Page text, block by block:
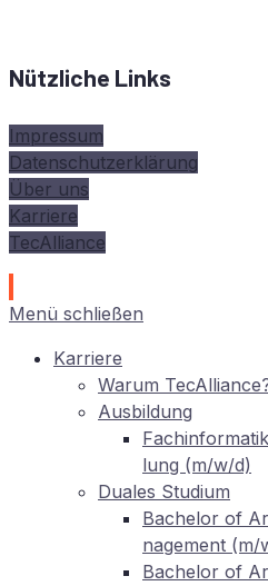
Nützliche Links
Impressum
Datenschutzerklärung
Über uns
Karriere
TecAlliance
Menü schließen
Kar­rie­re
War­um
Aus­bil­dung
lung (m/w/d)
Dua­les Studium
Ba­che­lor of
nage­ment (m/
Ba­che­lor of